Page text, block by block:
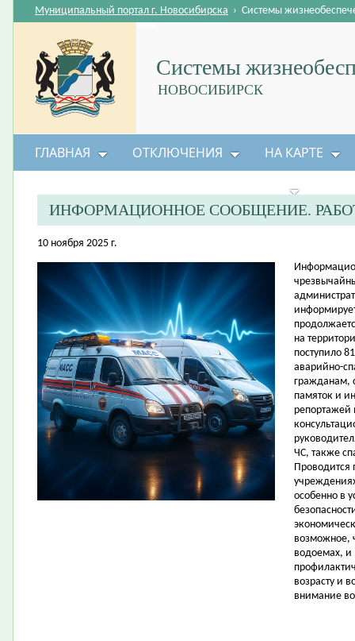
Системы
НОВОСИБИРСК
Муниципальный портал г. Новосибирска › Системы
ГЛАВНАЯ ОТКЛЮЧЕНИЯ НА КАРТЕ
ИНФОРМАЦИОННОЕ СООБЩЕНИЕ.
10 ноября 2025 г.
на
поступило
аварийно-
гражданам,
памяток и
репортажей
ЧС, также
Проводится
особенно в
возможное,
водоемах, и
возрасту и
внимание